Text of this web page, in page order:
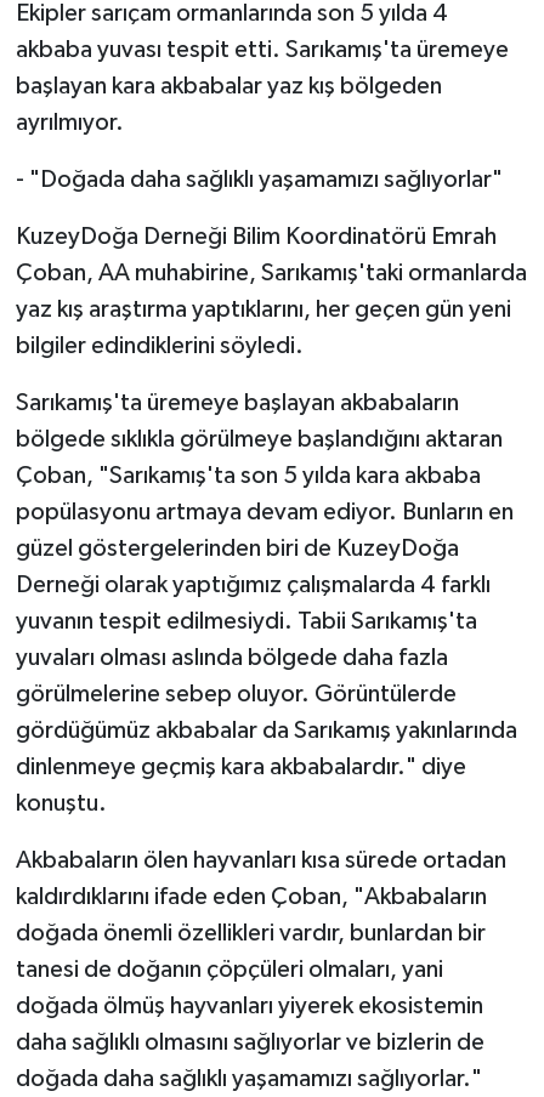
Ekipler sarıçam ormanlarında son 5 yılda 4
akbaba yuvası tespit etti. Sarıkamış'ta üremeye
başlayan kara akbabalar yaz kış bölgeden
ayrılmıyor.
- "Doğada daha sağlıklı yaşamamızı sağlıyorlar"
KuzeyDoğa Derneği Bilim Koordinatörü Emrah
Çoban, AA muhabirine, Sarıkamış'taki ormanlarda
yaz kış araştırma yaptıklarını, her geçen gün yeni
bilgiler edindiklerini söyledi.
Sarıkamış'ta üremeye başlayan akbabaların
bölgede sıklıkla görülmeye başlandığını aktaran
Çoban, "Sarıkamış'ta son 5 yılda kara akbaba
popülasyonu artmaya devam ediyor. Bunların en
güzel göstergelerinden biri de KuzeyDoğa
Derneği olarak yaptığımız çalışmalarda 4 farklı
yuvanın tespit edilmesiydi. Tabii Sarıkamış'ta
yuvaları olması aslında bölgede daha fazla
görülmelerine sebep oluyor. Görüntülerde
gördüğümüz akbabalar da Sarıkamış yakınlarında
dinlenmeye geçmiş kara akbabalardır." diye
konuştu.
Akbabaların ölen hayvanları kısa sürede ortadan
kaldırdıklarını ifade eden Çoban, "Akbabaların
doğada önemli özellikleri vardır, bunlardan bir
tanesi de doğanın çöpçüleri olmaları, yani
doğada ölmüş hayvanları yiyerek ekosistemin
daha sağlıklı olmasını sağlıyorlar ve bizlerin de
doğada daha sağlıklı yaşamamızı sağlıyorlar."